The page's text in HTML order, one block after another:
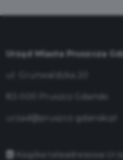
Urząd Miasta Pruszcza
urzad@pruszcz-gdanski.pl
Książka teleadresowa